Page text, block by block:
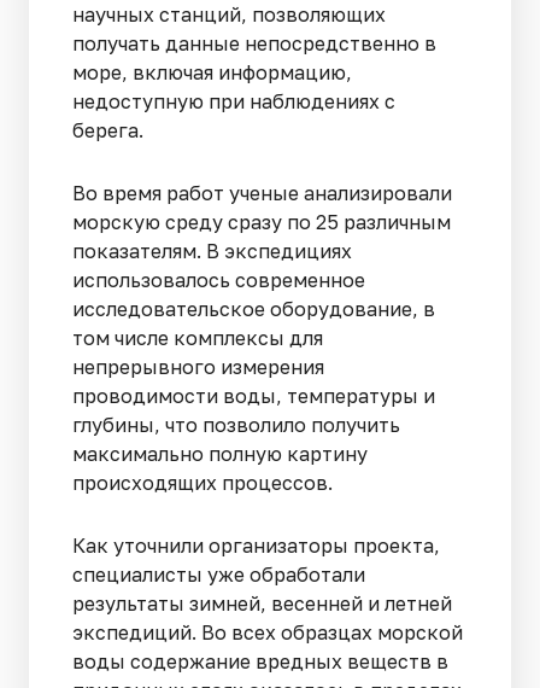
научных станций, позволяющих
получать данные непосредственно в
море, включая информацию,
недоступную при наблюдениях с
берега.
Во время работ ученые анализировали
морскую среду сразу по 25 различным
показателям. В экспедициях
использовалось современное
исследовательское оборудование, в
том числе комплексы для
непрерывного измерения
проводимости воды, температуры и
глубины, что позволило получить
максимально полную картину
происходящих процессов.
Как уточнили организаторы проекта,
специалисты уже обработали
результаты зимней, весенней и летней
экспедиций. Во всех образцах морской
воды содержание вредных веществ в